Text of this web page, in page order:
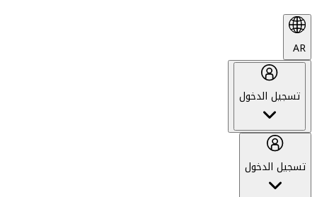
AR
تسجيل الدخول
تسجيل الدخول